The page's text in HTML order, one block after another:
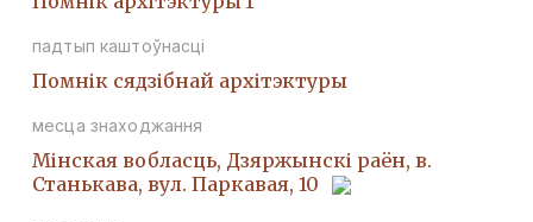
падтып каштоўнасці
Помнік сядзібнай архітэктуры
месца знаходжання
Мінская вобласць, Дзяржынскі раён, в.
Станькава, вул. Паркавая, 10